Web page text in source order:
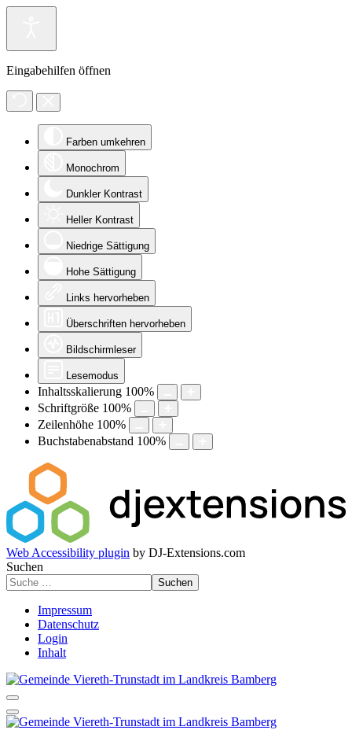
Eingabehilfen öffnen
Farben umkehren
Monochrom
Dunkler Kontrast
Heller Kontrast
Niedrige Sättigung
Hohe Sättigung
Links hervorheben
Überschriften hervorheben
Bildschirmleser
Lesemodus
Inhaltsskalierung 100%
Schriftgröße 100%
Zeilenhöhe 100%
Buchstabenabstand 100%
Web Accessibility plugin by DJ-Extensions.com
Suchen
Suchen
Impressum
Datenschutz
Login
Inhalt